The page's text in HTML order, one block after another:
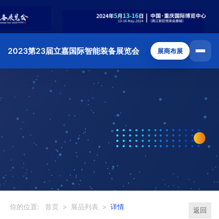
2023第23届立嘉国际智能装备展览会 展商布展
你的位置: 首页 > 展品列表 > 详情 返回